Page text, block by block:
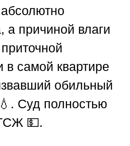
а причиной влаги
в самой квартире
обильный
Суд полностью
💵.